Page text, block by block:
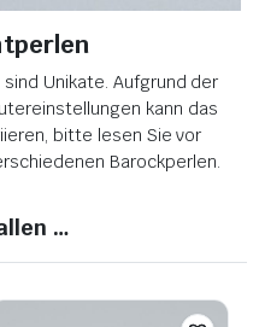
Unikate. Aufgrund der
kann das
bitte lesen Sie vor
Barockperlen.
…